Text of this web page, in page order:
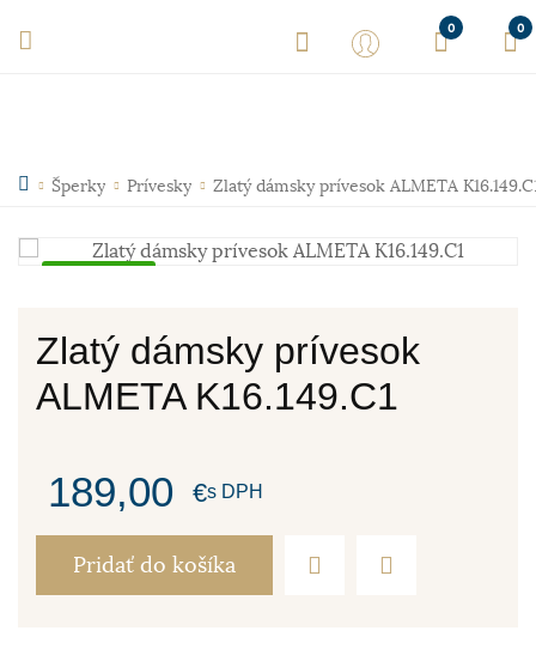
0 0
Šperky Prívesky Zlatý dámsky prívesok ALMETA
Zlatý dámsky prívesok
ALMETA K16.149.C1
189,00 €s DPH
Pridať do košíka